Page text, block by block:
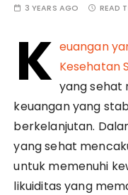
3 YEARS AGO READ
K euangan
Kesehatan
yang sehat
keuangan yang
berkelanjutan.
yang sehat
untuk memenuhi
likuiditas yang